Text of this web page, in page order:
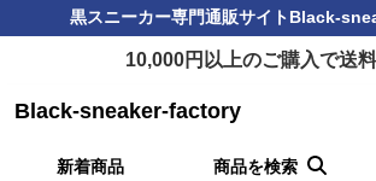
黒スニーカー専門通販サイトBlack-
10,000円以上のご購入で送
Black-sneaker-factory
新着商品 商品を検索